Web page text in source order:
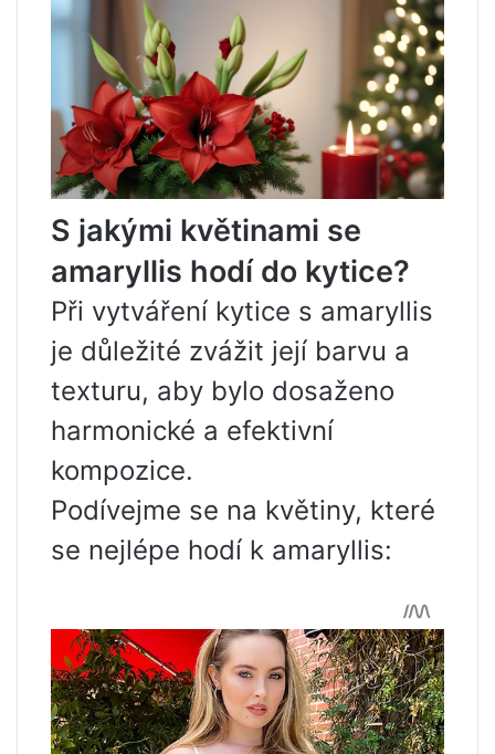
S jakými květinami se
amaryllis hodí do kytice?
Při vytváření kytice s amaryllis
je důležité zvážit její barvu a
texturu, aby bylo dosaženo
harmonické a efektivní
kompozice.
Podívejme se na květiny, které
se nejlépe hodí k amaryllis: